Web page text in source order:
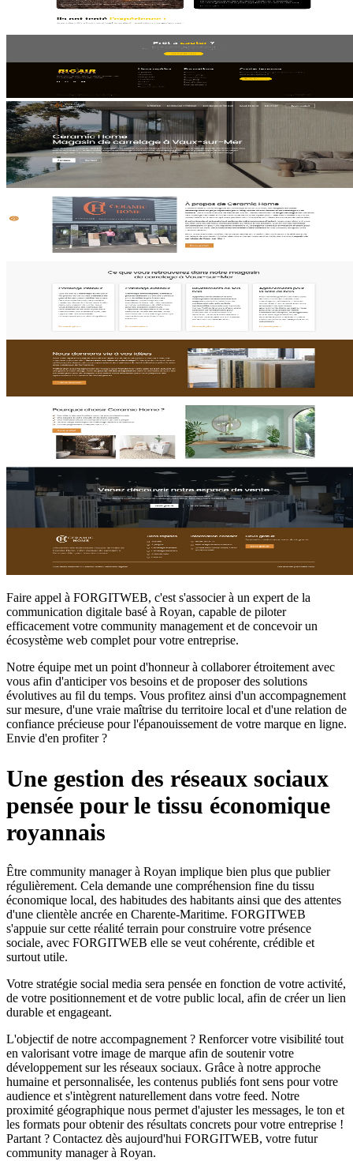
Faire appel à FORGITWEB, c'est s'associer à un expert de la
communication digitale basé à Royan, capable de piloter
efficacement votre community management et de concevoir un
écosystème web complet pour votre entreprise.
Notre équipe met un point d'honneur à collaborer étroitement avec
vous afin d'anticiper vos besoins et de proposer des solutions
évolutives au fil du temps. Vous profitez ainsi d'un accompagnement
sur mesure, d'une vraie maîtrise du territoire local et d'une relation de
confiance précieuse pour l'épanouissement de votre marque en ligne.
Envie d'en profiter ?
Une gestion des réseaux sociaux
pensée pour le tissu économique
royannais
Être community manager à Royan implique bien plus que publier
régulièrement. Cela demande une compréhension fine du tissu
économique local, des habitudes des habitants ainsi que des attentes
d'une clientèle ancrée en Charente-Maritime. FORGITWEB
s'appuie sur cette réalité terrain pour construire votre présence
sociale, avec FORGITWEB elle se veut cohérente, crédible et
surtout utile.
Votre stratégie social media sera pensée en fonction de votre activité,
de votre positionnement et de votre public local, afin de créer un lien
durable et engageant.
L'objectif de notre accompagnement ? Renforcer votre visibilité tout
en valorisant votre image de marque afin de soutenir votre
développement sur les réseaux sociaux. Grâce à notre approche
humaine et personnalisée, les contenus publiés font sens pour votre
audience et s'intègrent naturellement dans votre feed. Notre
proximité géographique nous permet d'ajuster les messages, le ton et
les formats pour obtenir des résultats concrets pour votre entreprise !
Partant ? Contactez dès aujourd'hui FORGITWEB, votre futur
community manager à Royan.